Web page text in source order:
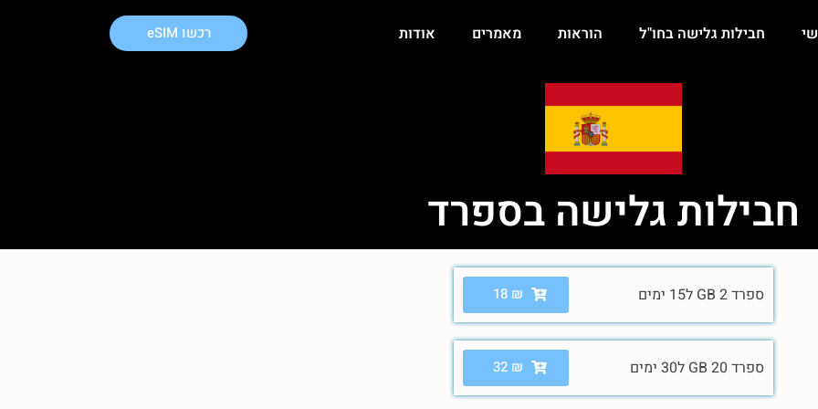
חבילות גלישה בחו"ל הוראות מאמרים אודות רכשו eSIM
חבילות גלישה בספרד
ספרד 2 GB ל15 ימים 18 ₪
ספרד 20 GB ל30 ימים 32 ₪